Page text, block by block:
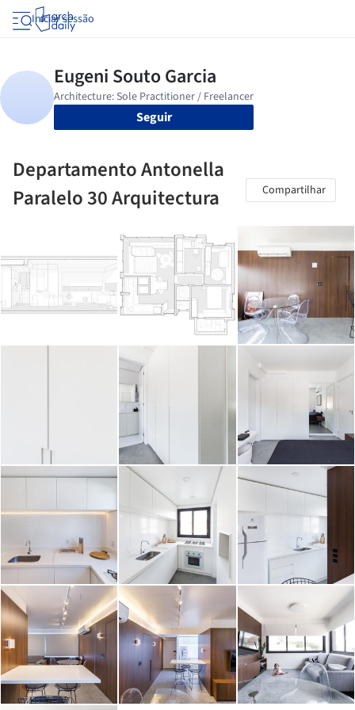
Iniciar sessão
Seguir
Departamento Antonella
Paralelo 30 Arquitectura
Compartilhar